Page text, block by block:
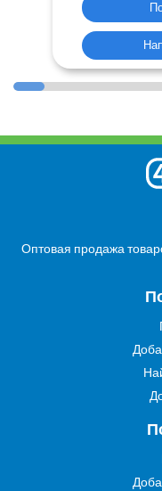
Оптовая продажа